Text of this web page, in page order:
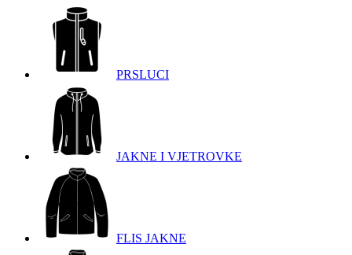
PRSLUCI
JAKNE I VJETROVKE
FLIS JAKNE